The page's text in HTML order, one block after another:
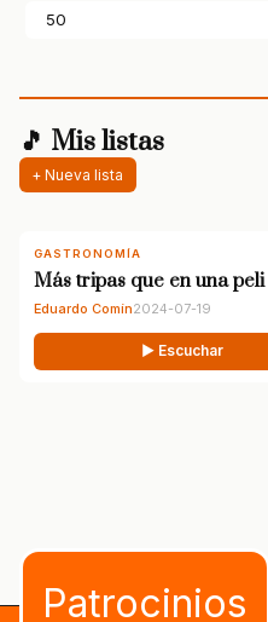
🎵 Mis listas
+ Nueva lista
GASTRONOMÍA
Más tripas que en una
Eduardo Comín2024-07-19
▶ Escuchar